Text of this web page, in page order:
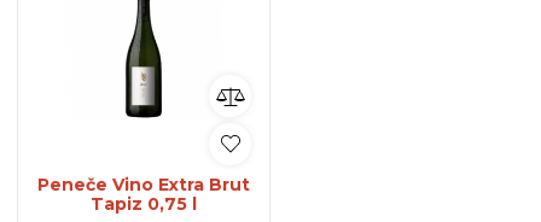
Peneče Vino Extra Brut
Tapiz 0,75 l